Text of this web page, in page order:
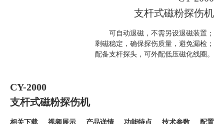
支杆式磁粉探伤机
可自动退磁，不需另设退磁装置；
剩磁稳定，确保探伤质量，避免漏检；
配备支杆探头，可外配低压磁化线圈。
CY-2000
支杆式磁粉探伤机
相关下载 视频展示 产品详情 功能特点 技术参数 配置清